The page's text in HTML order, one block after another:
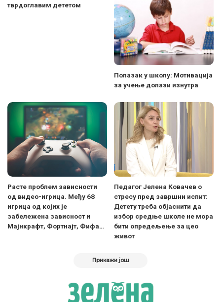
тврдоглавим дететом
Полазак у школу: Мотивација
за учење долази изнутра
Расте проблем зависности
од видео-игрица. Међу 68
игрица од којих је
забележена зависност и
Мајнкрафт, Фортнајт, Фифа…
Педагог Јелена Ковачев о
стресу пред завршни испит:
Детету треба објаснити да
избор средње школе не мора
бити опредељење за цео
живот
Прикажи још